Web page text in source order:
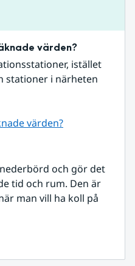
värden?
istället
stationer i närheten
värden?
och gör det
tid och rum. Den är
man vill ha koll på